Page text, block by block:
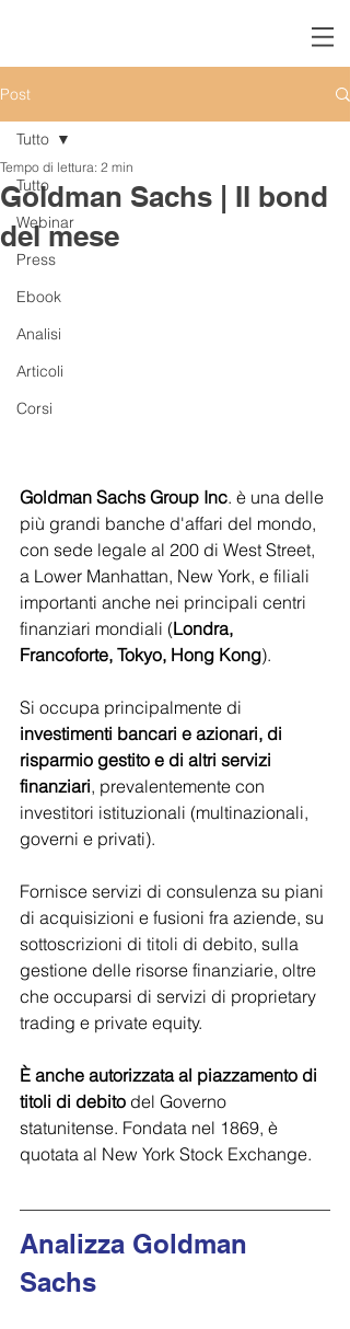
Post
Tutto
Webinar
Press
Ebook
Analisi
Articoli
Corsi
Tutto
Goldman Sachs | Il bond
del mese
Tempo di lettura: 2 min
Goldman Sachs Group Inc. è una delle
più grandi banche d'affari del mondo,
con sede legale al 200 di West Street,
a Lower Manhattan, New York, e filiali
importanti anche nei principali centri
finanziari mondiali (Londra,
Francoforte, Tokyo, Hong Kong).
Si occupa principalmente di
investimenti bancari e azionari, di
risparmio gestito e di altri servizi
finanziari, prevalentemente con
investitori istituzionali (multinazionali,
governi e privati).
Fornisce servizi di consulenza su piani
di acquisizioni e fusioni fra aziende, su
sottoscrizioni di titoli di debito, sulla
gestione delle risorse finanziarie, oltre
che occuparsi di servizi di proprietary
trading e private equity.
È anche autorizzata al piazzamento di
titoli di debito del Governo
statunitense. Fondata nel 1869, è
quotata al New York Stock Exchange.
Analizza Goldman
Sachs